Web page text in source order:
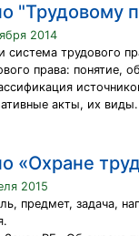
"Трудовому
2014
система трудового
права: понятие,
акты, их
«Охране
2015
предмет, задача,